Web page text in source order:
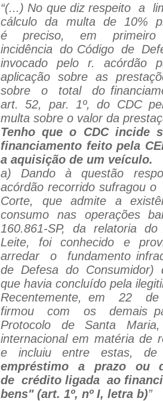
“(...) No que diz respeito a
cálculo
da multa de 10%
é
preciso, em
primeiro
incidência
do Código de
invocado
pelo r. acórdão
aplicação sobre as
sobre
o total
do
art. 52, par. 1º, do CDC
multa sobre o valor da
Tenho que o CDC incide
financiamento feito pela
a aquisição de um veículo.
a) Dando à questão
acórdão recorrido sufragou o
Corte,
que admite a
consumo nas operações
160.861-SP, da relatoria
Leite,
foi conhecido e
arredar
o
fundamento
de Defesa do Consumidor)
que havia concluído pela
Recentemente, em
22
de
firmou
com os
demais
Protocolo de Santa
internacional em matéria de
e incluiu entre estas,
empréstimo
a prazo ou
de crédito ligada ao
bens" (art. 1º, nº I, letra b)”